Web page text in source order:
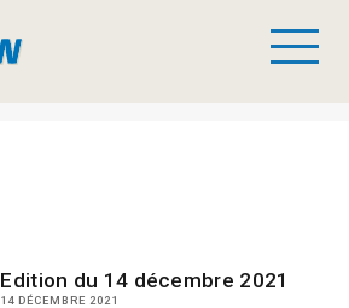
Edition du 14 décembre 2021
14 DÉCEMBRE 2021